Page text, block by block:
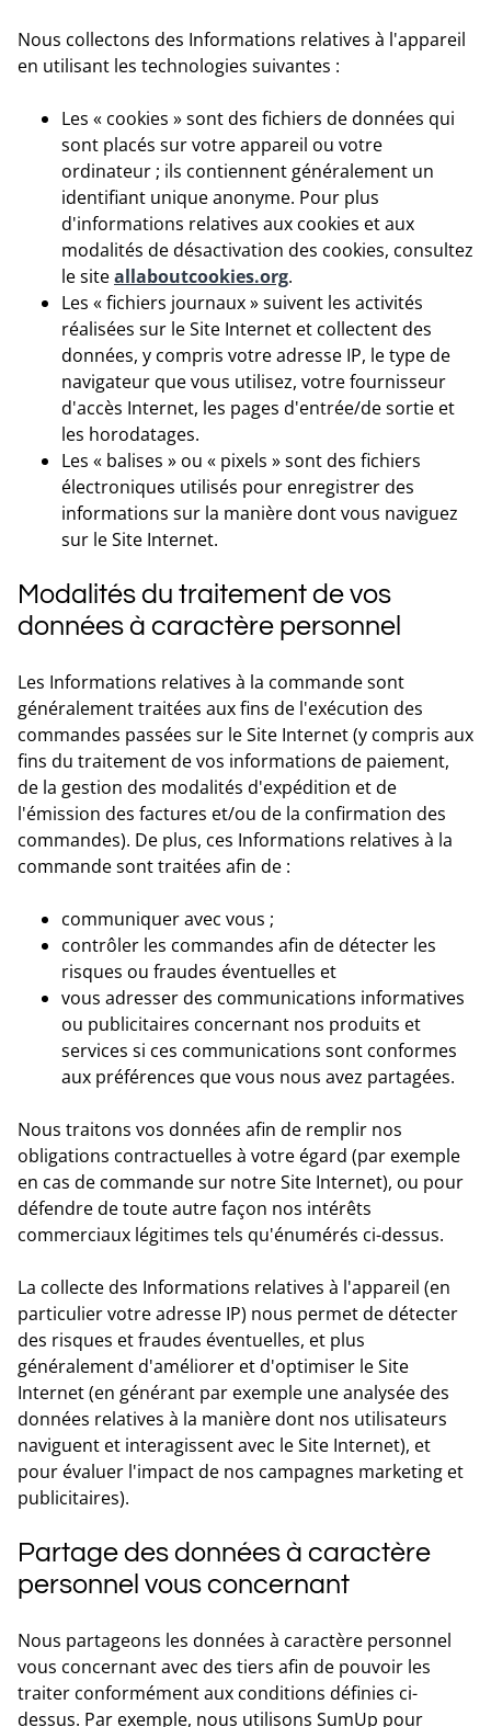
Nous collectons des Informations relatives à l'appareil
en utilisant les technologies suivantes :
Les « cookies » sont des fichiers de données qui
sont placés sur votre appareil ou votre
ordinateur ; ils contiennent généralement un
identifiant unique anonyme. Pour plus
d'informations relatives aux cookies et aux
modalités de désactivation des cookies, consultez
le siteallaboutcookies.org.
Les « fichiers journaux » suivent les activités
réalisées sur le Site Internet et collectent des
données, y compris votre adresse IP, le type de
navigateur que vous utilisez, votre fournisseur
d'accès Internet, les pages d'entrée/de sortie et
les horodatages.
Les « balises » ou « pixels » sont des fichiers
électroniques utilisés pour enregistrer des
informations sur la manière dont vous naviguez
sur le Site Internet.
Modalités du traitement de vos
données à caractère personnel
Les Informations relatives à la commande sont
généralement traitées aux fins de l'exécution des
commandes passées sur le Site Internet (y compris aux
fins du traitement de vos informations de paiement,
de la gestion des modalités d'expédition et de
l'émission des factures et/ou de la confirmation des
commandes). De plus, ces Informations relatives à la
commande sont traitées afin de :
communiquer avec vous ;
contrôler les commandes afin de détecter les
risques ou fraudes éventuelles et
vous adresser des communications informatives
ou publicitaires concernant nos produits et
services si ces communications sont conformes
aux préférences que vous nous avez partagées.
Nous traitons vos données afin de remplir nos
obligations contractuelles à votre égard (par exemple
en cas de commande sur notre Site Internet), ou pour
défendre de toute autre façon nos intérêts
commerciaux légitimes tels qu'énumérés ci-dessus.
La collecte des Informations relatives à l'appareil (en
particulier votre adresse IP) nous permet de détecter
des risques et fraudes éventuelles, et plus
généralement d'améliorer et d'optimiser le Site
Internet (en générant par exemple une analysée des
données relatives à la manière dont nos utilisateurs
naviguent et interagissent avec le Site Internet), et
pour évaluer l'impact de nos campagnes marketing et
publicitaires).
Partage des données à caractère
personnel vous concernant
Nous partageons les données à caractère personnel
vous concernant avec des tiers afin de pouvoir les
traiter conformément aux conditions définies ci-
dessus. Par exemple, nous utilisons SumUp pour